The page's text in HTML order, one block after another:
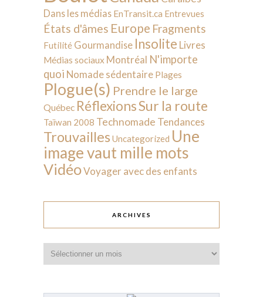
Dans les médias EnTransit.ca Entrevues
États d'âmes Europe Fragments
Futilité Gourmandise Insolite Livres
Médias sociaux Montréal N'importe
quoi Nomade sédentaire Plages
Plogue(s) Prendre le large
Québec RéflexionsSur la route
Taïwan 2008 Technomade Tendances
Trouvailles Uncategorized Une
image vaut mille mots
VidéoVoyager avec des enfants
ARCHIVES